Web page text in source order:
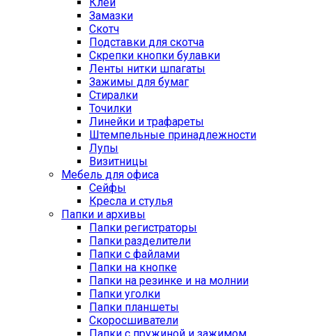
Клей
Замазки
Скотч
Подставки для скотча
Скрепки кнопки булавки
Ленты нитки шпагаты
Зажимы для бумаг
Стиралки
Точилки
Линейки и трафареты
Штемпельные принадлежности
Лупы
Визитницы
Мебель для офиса
Сейфы
Кресла и стулья
Папки и архивы
Папки регистраторы
Папки разделители
Папки с файлами
Папки на кнопке
Папки на резинке и на молнии
Папки уголки
Папки планшеты
Скоросшиватели